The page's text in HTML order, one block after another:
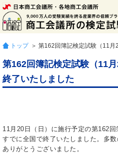
トップ ＞ 第162回簿記検定試験（11月20
第162回簿記検定試験（11
終了いたしました
11月20日（日）に施行予定の第162回
すでに全国で終了いたしました。多
ありがとうございました。